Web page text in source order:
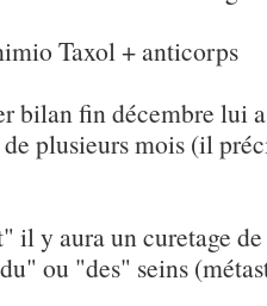
Taxol + anticorps
bilan fin décembre lui
plusieurs mois (il
il y aura un curetage
ou "des" seins